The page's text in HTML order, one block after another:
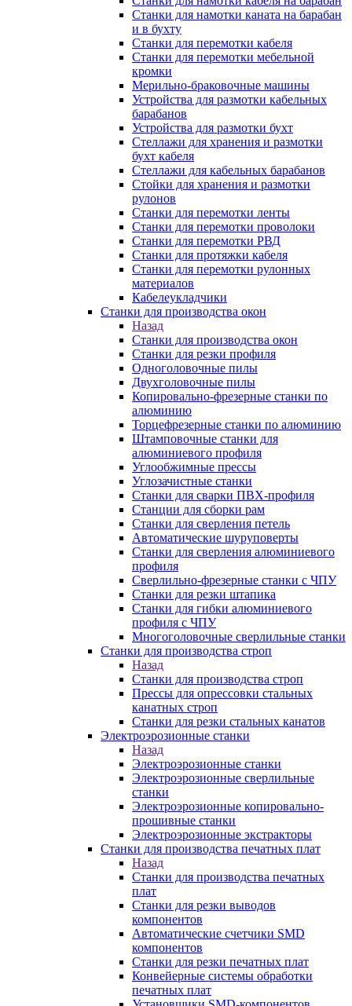
Станки для намотки каната на барабан
и в бухту
Станки для перемотки кабеля
Станки для перемотки мебельной
кромки
Мерильно-браковочные машины
Устройства для размотки кабельных
барабанов
Устройства для размотки бухт
Стеллажи для хранения и размотки
бухт кабеля
Стеллажи для кабельных барабанов
Стойки для хранения и размотки
рулонов
Станки для перемотки ленты
Станки для перемотки проволоки
Станки для перемотки РВД
Станки для протяжки кабеля
Станки для перемотки рулонных
материалов
Кабелеукладчики
Станки для производства окон
Назад
Станки для производства окон
Станки для резки профиля
Одноголовочные пилы
Двухголовочные пилы
Копировально-фрезерные станки по
алюминию
Торцефрезерные станки по алюминию
Штамповочные станки для
алюминиевого профиля
Углообжимные прессы
Углозачистные станки
Станки для сварки ПВХ-профиля
Станции для сборки рам
Станки для сверления петель
Автоматические шуруповерты
Станки для сверления алюминиевого
профиля
Сверлильно-фрезерные станки с ЧПУ
Станки для резки штапика
Станки для гибки алюминиевого
профиля с ЧПУ
Многоголовочные сверлильные станки
Станки для производства строп
Назад
Станки для производства строп
Прессы для опрессовки стальных
канатных строп
Станки для резки стальных канатов
Электроэрозионные станки
Назад
Электроэрозионные станки
Электроэрозионные сверлильные
станки
Электроэрозионные копировально-
прошивные станки
Электроэрозионные экстракторы
Станки для производства печатных плат
Назад
Станки для производства печатных
плат
Станки для резки выводов
компонентов
Автоматические счетчики SMD
компонентов
Станки для резки печатных плат
Конвейерные системы обработки
печатных плат